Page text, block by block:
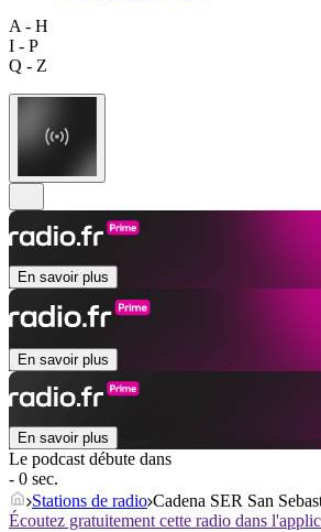
A - H
I - P
Q - Z
En savoir plus
En savoir plus
En savoir plus
Le podcast débute dans
- 0 sec.
Stations de radio Cadena SER San
Écoutez gratuitement cette radio dans